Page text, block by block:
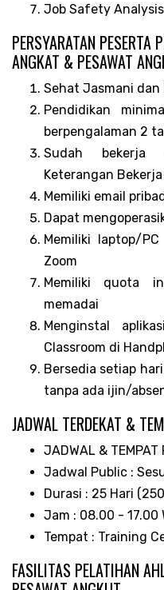
Job Safety
PERSYARATAN PESERTA
ANGKAT & PESAWAT
Sehat Jasmani dan
Pendidikan
berpengalaman 2
Sudah bekerja
Keterangan
Memiliki email
Dapat
Memiliki laptop/
Zoom
Memiliki quota
memadai
Menginstal
Classroom di
Bersedia setiap
tanpa ada ijin/
JADWAL TERDEKAT &
JADWAL & TEMPAT
Jadwal Public :
Durasi : 25 Hari
Jam : 08.00 - 17.00
Tempat : Training
FASILITAS PELATIHAN